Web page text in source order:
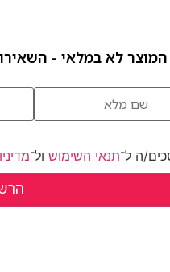
המוצר לא במלאי -
ה ל־תנאי השימוש ול־